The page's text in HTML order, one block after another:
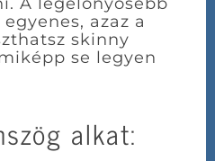
azaz a
skinny
se legyen
alkat: